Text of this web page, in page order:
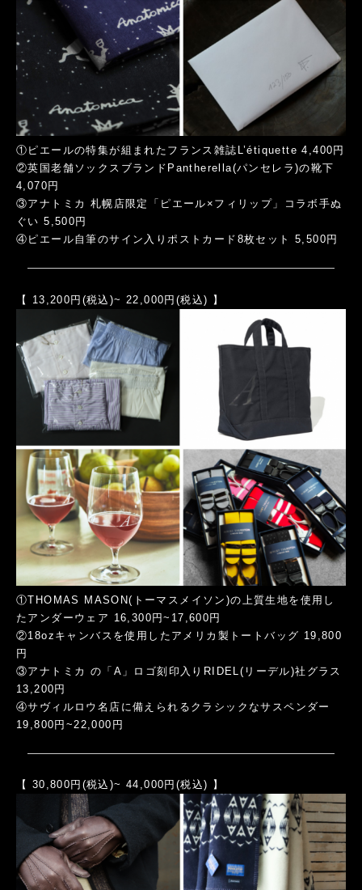
①ピエールの特集が組まれたフランス雑誌L’étiquette 4,400円
②英国老舗ソックスブランドPantherella(パンセレラ)の靴下
4,070円
③アナトミカ 札幌店限定「ピエール×フィリップ」コラボ手ぬ
ぐい 5,500円
④ピエール自筆のサイン入りポストカード8枚セット 5,500円
【 13,200円(税込)~ 22,000円(税込) 】
①THOMAS MASON(トーマスメイソン)の上質生地を使用し
たアンダーウェア 16,300円~17,600円
②18ozキャンバスを使用したアメリカ製トートバッグ 19,800
円
③アナトミカ の「A」ロゴ刻印入りRIDEL(リーデル)社グラス
13,200円
④サヴィルロウ名店に備えられるクラシックなサスペンダー
19,800円~22,000円
【 30,800円(税込)~ 44,000円(税込) 】